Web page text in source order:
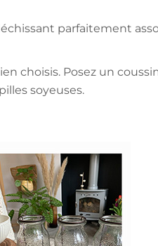
parfaitement
choisis. Posez un
soyeuses.